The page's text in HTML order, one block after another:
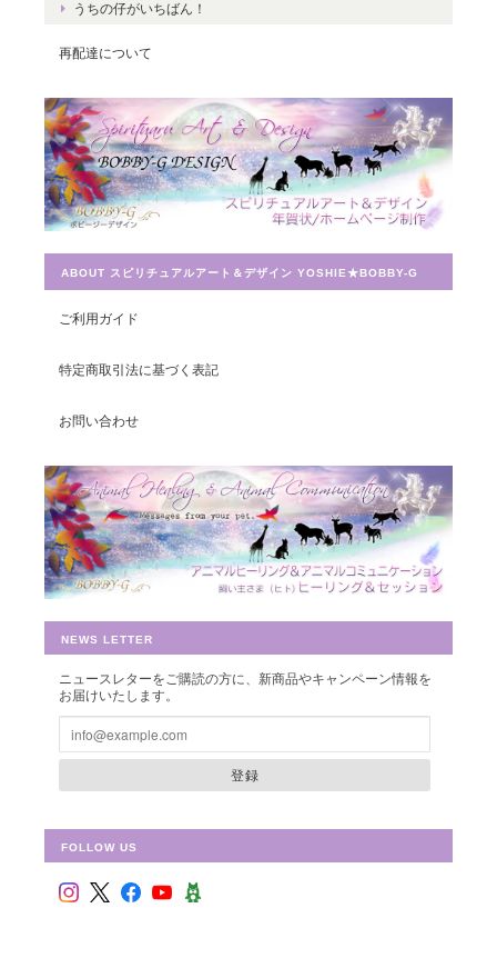
とても迅速に対応していただき感謝しています。 ありがとうござ
いました。
宇宙への願い／エネルギーカードNo.014
この度は素敵なカードを送って頂きありがとうございました。 大
豊かさを受け取る♪豊かさ・豊かさの循環／エネルギーカード
2019/07/26
早速お財布に入れさせて頂きました。 ありがとうございました。
2018/10/08
フラワー・オブ・ライフ 【神聖幾何学エネルギーカード】F-02
2018/09/09
うちの仔がいちばん！
再配達について
ABOUT スピリチュアルアート＆デザイン YOSHIE★BOBBY-G
ご利用ガイド
特定商取引法に基づく表記
お問い合わせ
NEWS LETTER
ニュースレターをご購読の方に、新商品やキャンペーン情報を
お届けいたします。
登録
FOLLOW US